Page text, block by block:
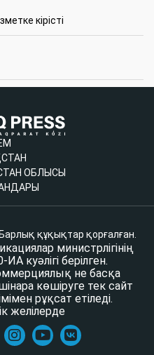
кірісті
ОБЛЫСЫ
құқықтар қорғалған.
министрлігінің
куәлігі берілген.
не басқа
көшіруге тек сайт
рұқсат етіледі.
желілерде